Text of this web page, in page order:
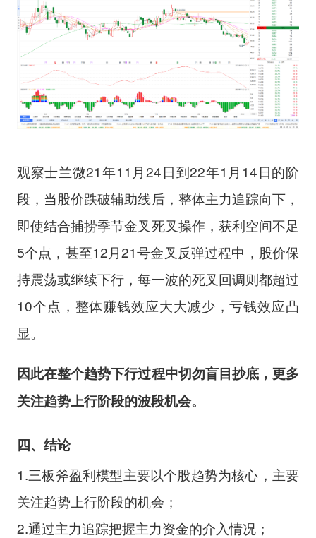
观察士兰微21年11月24日到22年1月14日的阶
段，当股价跌破辅助线后，整体主力追踪向下，
即使结合捕捞季节金叉死叉操作，获利空间不足
5个点，甚至12月21号金叉反弹过程中，股价保
持震荡或继续下行，每一波的死叉回调则都超过
10个点，整体赚钱效应大大减少，亏钱效应凸
显。
因此在整个趋势下行过程中切勿盲目抄底，更多
关注趋势上行阶段的波段机会。
四、结论
1.三板斧盈利模型主要以个股趋势为核心，主要
关注趋势上行阶段的机会；
2.通过主力追踪把握主力资金的介入情况；